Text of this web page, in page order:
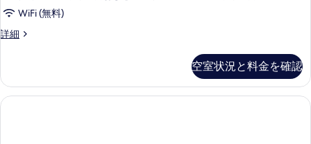
示
す
る
写
真
示
す
細
ー
ト
バ
コ
ニ
WiFi (無料)
詳細
ジ
ス
イ
ー
空室状況と料金を確認